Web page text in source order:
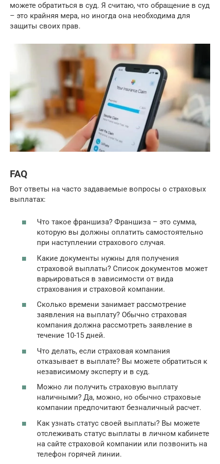
можете обратиться в суд. Я считаю, что обращение в суд
– это крайняя мера, но иногда она необходима для
защиты своих прав.
FAQ
Вот ответы на часто задаваемые вопросы о страховых
выплатах:
Что такое франшиза? Франшиза – это сумма,
которую вы должны оплатить самостоятельно
при наступлении страхового случая.
Какие документы нужны для получения
страховой выплаты? Список документов может
варьироваться в зависимости от вида
страхования и страховой компании.
Сколько времени занимает рассмотрение
заявления на выплату? Обычно страховая
компания должна рассмотреть заявление в
течение 10-15 дней.
Что делать, если страховая компания
отказывает в выплате? Вы можете обратиться к
независимому эксперту и в суд.
Можно ли получить страховую выплату
наличными? Да, можно, но обычно страховые
компании предпочитают безналичный расчет.
Как узнать статус своей выплаты? Вы можете
отслеживать статус выплаты в личном кабинете
на сайте страховой компании или позвонить на
телефон горячей линии.